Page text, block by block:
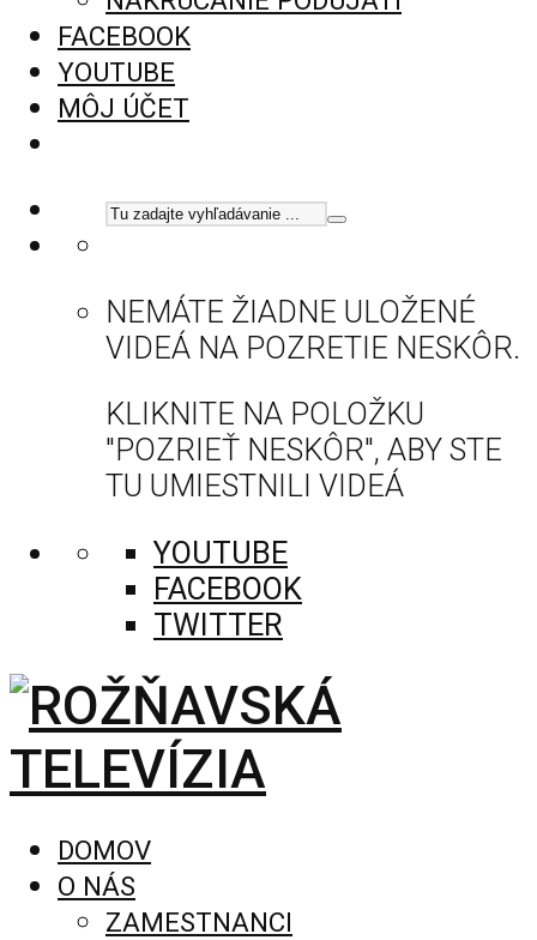
FACEBOOK
YOUTUBE
MÔJ ÚČET
NEMÁTE ŽIADNE ULOŽENÉ
VIDEÁ NA POZRETIE NESKÔR.
KLIKNITE NA POLOŽKU
"POZRIEŤ NESKÔR", ABY STE
TU UMIESTNILI VIDEÁ
YOUTUBE
FACEBOOK
TWITTER
DOMOV
O NÁS
ZAMESTNANCI